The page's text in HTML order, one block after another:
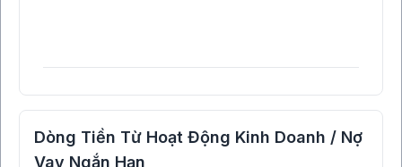
Dòng Tiền Từ Hoạt Động Kinh Doanh / Nợ
Vay Ngắn Hạn